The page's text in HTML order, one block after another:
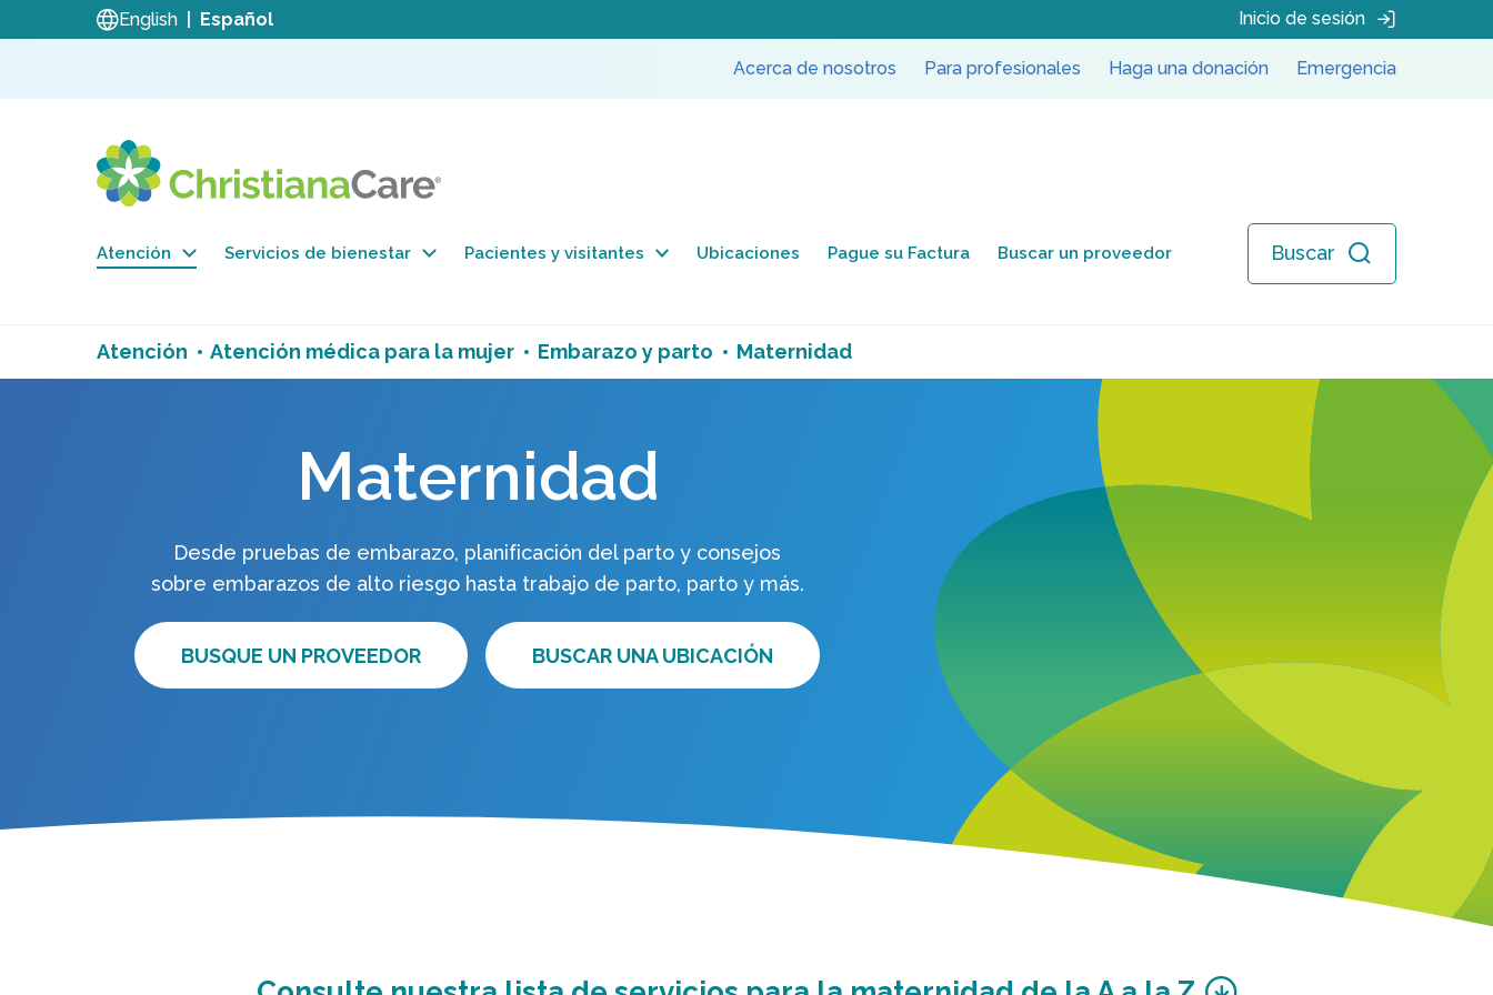
English Español Inicio de sesión
Acerca de nosotros Para profesionales Haga una donación Emergencia
Atención Servicios de bienestar Pacientes y visitantes Ubicaciones Pague su Factura Buscar un proveedor Buscar
Atención Atención médica para la mujer Embarazo y parto Maternidad
Maternidad
Desde pruebas de embarazo, planificación del parto y consejos
sobre embarazos de alto riesgo hasta trabajo de parto, parto y más.
BUSQUE UN PROVEEDOR BUSCAR UNA UBICACIÓN